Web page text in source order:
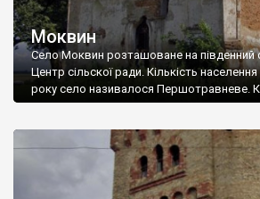
Моквин
Село Моквин розташоване на південний
Центр сільскої ради. Кількість
року село називалося Першотравневе.